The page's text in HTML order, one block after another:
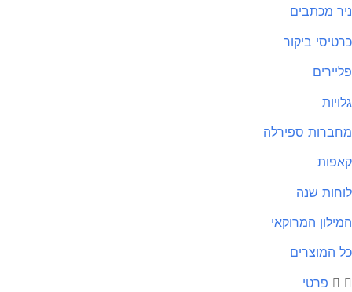
מכתבים
ביקור
ספירלה
שנה
המרוקאי
המוצרים
פרטי